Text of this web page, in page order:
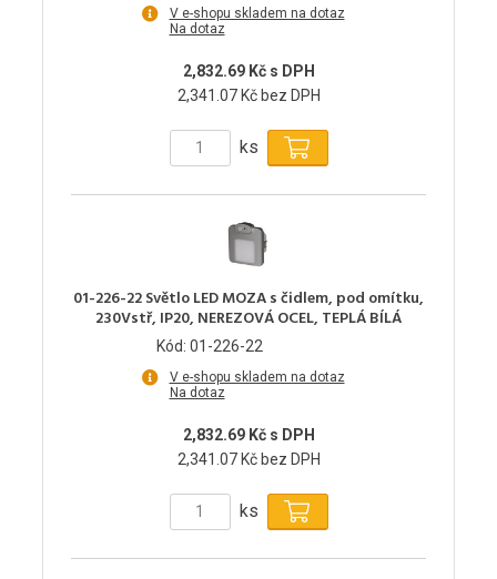
V e-shopu skladem na dotaz
Na dotaz
2,832.69 Kč s DPH
2,341.07 Kč bez DPH
ks
01-226-22 Světlo LED MOZA s čidlem, pod omítku,
230Vstř, IP20, NEREZOVÁ OCEL, TEPLÁ BÍLÁ
Kód: 01-226-22
V e-shopu skladem na dotaz
Na dotaz
2,832.69 Kč s DPH
2,341.07 Kč bez DPH
ks